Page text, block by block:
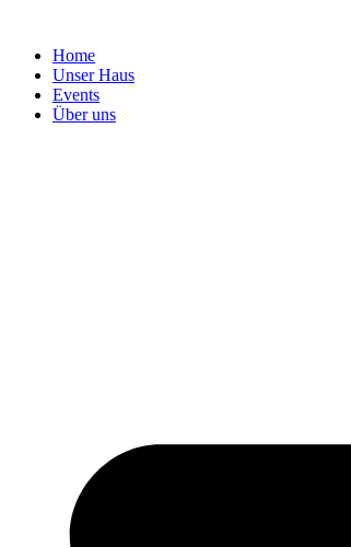
Home
Unser Haus
Events
Über uns